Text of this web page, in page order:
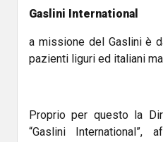
Gaslini International
a missione del Gaslini è
pazienti liguri ed italiani
Proprio per questo la
“Gaslini International”,